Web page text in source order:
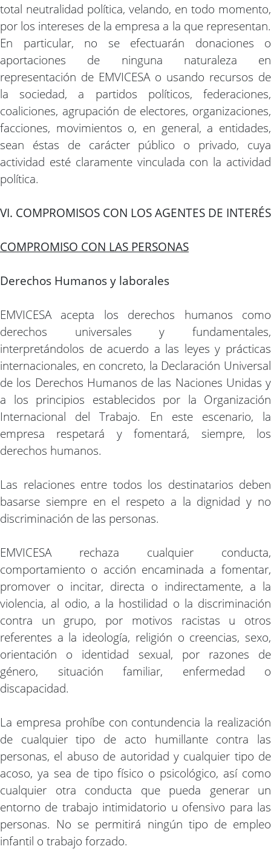
total neutralidad política, velando, en todo momento,
por los intereses de la empresa a la que representan.
En particular, no se efectuarán donaciones o
aportaciones de ninguna naturaleza en
representación de EMVICESA o usando recursos de
la sociedad, a partidos políticos, federaciones,
coaliciones, agrupación de electores, organizaciones,
facciones, movimientos o, en general, a entidades,
sean éstas de carácter público o privado, cuya
actividad esté claramente vinculada con la actividad
política.
VI. COMPROMISOS CON LOS AGENTES DE INTERÉS
COMPROMISO CON LAS PERSONAS
Derechos Humanos y laborales
EMVICESA acepta los derechos humanos como
derechos universales y fundamentales,
interpretándolos de acuerdo a las leyes y prácticas
internacionales, en concreto, la Declaración Universal
de los Derechos Humanos de las Naciones Unidas y
a los principios establecidos por la Organización
Internacional del Trabajo. En este escenario, la
empresa respetará y fomentará, siempre, los
derechos humanos.
Las relaciones entre todos los destinatarios deben
basarse siempre en el respeto a la dignidad y no
discriminación de las personas.
EMVICESA rechaza cualquier conducta,
comportamiento o acción encaminada a fomentar,
promover o incitar, directa o indirectamente, a la
violencia, al odio, a la hostilidad o la discriminación
contra un grupo, por motivos racistas u otros
referentes a la ideología, religión o creencias, sexo,
orientación o identidad sexual, por razones de
género, situación familiar, enfermedad o
discapacidad.
La empresa prohíbe con contundencia la realización
de cualquier tipo de acto humillante contra las
personas, el abuso de autoridad y cualquier tipo de
acoso, ya sea de tipo físico o psicológico, así como
cualquier otra conducta que pueda generar un
entorno de trabajo intimidatorio u ofensivo para las
personas. No se permitirá ningún tipo de empleo
infantil o trabajo forzado.